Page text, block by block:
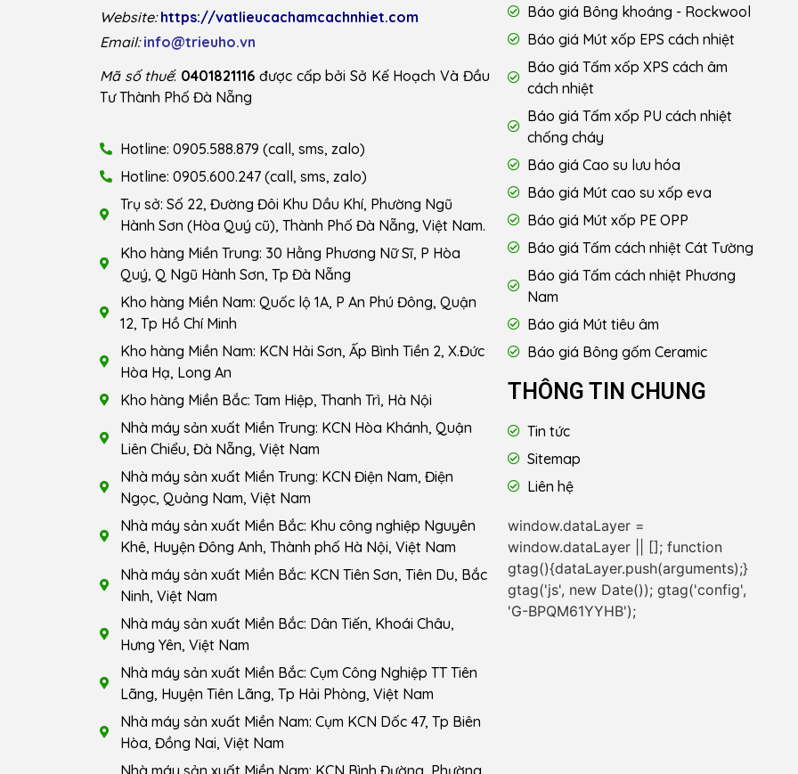
Website: https://vatlieucachamcachnhiet.com
Email: info@trieuho.vn
Mã số thuế: 0401821116 được cấp bởi Sở Kế Hoạch Và Đầu
Tư Thành Phố Đà Nẵng
Hotline: 0905.588.879 (call, sms, zalo)
Hotline: 0905.600.247 (call, sms, zalo)
Trụ sở: Số 22, Đường Đôi Khu Dầu Khí, Phường Ngũ
Hành Sơn (Hòa Quý cũ), Thành Phố Đà Nẵng, Việt Nam.
Kho hàng Miền Trung: 30 Hằng Phương Nữ Sĩ, P Hòa
Quý, Q Ngũ Hành Sơn, Tp Đà Nẵng
Kho hàng Miền Nam: Quốc lộ 1A, P An Phú Đông, Quận
12, Tp Hồ Chí Minh
Kho hàng Miền Nam: KCN Hải Sơn, Ấp Bình Tiền 2, X.Đức
Hòa Hạ, Long An
Kho hàng Miền Bắc: Tam Hiệp, Thanh Trì, Hà Nội
Nhà máy sản xuất Miền Trung: KCN Hòa Khánh, Quận
Liên Chiểu, Đà Nẵng, Việt Nam
Nhà máy sản xuất Miền Trung: KCN Điện Nam, Điện
Ngọc, Quảng Nam, Việt Nam
Nhà máy sản xuất Miền Bắc: Khu công nghiệp Nguyên
Khê, Huyện Đông Anh, Thành phố Hà Nội, Việt Nam
Nhà máy sản xuất Miền Bắc: KCN Tiên Sơn, Tiên Du, Bắc
Ninh, Việt Nam
Nhà máy sản xuất Miền Bắc: Dân Tiến, Khoái Châu,
Hưng Yên, Việt Nam
Nhà máy sản xuất Miền Bắc: Cụm Công Nghiệp TT Tiên
Lãng, Huyện Tiên Lãng, Tp Hải Phòng, Việt Nam
Nhà máy sản xuất Miền Nam: Cụm KCN Dốc 47, Tp Biên
Hòa, Đồng Nai, Việt Nam
Báo giá Bông khoáng - Rockwool
Báo giá Mút xốp EPS cách nhiệt
Báo giá Tấm xốp XPS cách âm
cách nhiệt
Báo giá Tấm xốp PU cách nhiệt
chống cháy
Báo giá Cao su lưu hóa
Báo giá Mút cao su xốp eva
Báo giá Mút xốp PE OPP
Báo giá Tấm cách nhiệt Cát Tường
Báo giá Tấm cách nhiệt Phương
Nam
Báo giá Mút tiêu âm
Báo giá Bông gốm Ceramic
THÔNG TIN CHUNG
Tin tức
Sitemap
Liên hệ
window.dataLayer =
window.dataLayer || []; function
gtag(){dataLayer.push(arguments);}
gtag('js', new Date()); gtag('config',
'G-BPQM61YYHB');